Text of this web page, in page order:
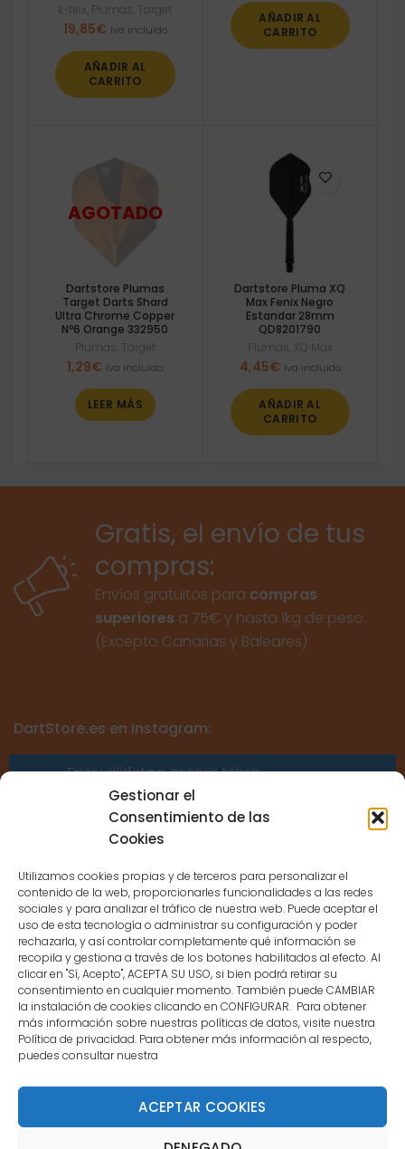
Gestionar el
Consentimiento de las
Cookies
Utilizamos cookies propias y de terceros para personalizar el
contenido de la web, proporcionarles funcionalidades a las redes
sociales y para analizar el tráfico de nuestra web. Puede aceptar el
uso de esta tecnología o administrar su configuración y poder
rechazarla, y así controlar completamente qué información se
recopila y gestiona a través de los botones habilitados al efecto. Al
clicar en "Sí, Acepto", ACEPTA SU USO, si bien podrá retirar su
consentimiento en cualquier momento. También puede CAMBIAR
la instalación de cookies clicando en CONFIGURAR. Para obtener
más información sobre nuestras políticas de datos, visite nuestra
Política de privacidad. Para obtener más información al respecto,
puedes consultar nuestra
ACEPTAR COOKIES
k-flex Plumas Target
19,85€ Iva incluido
AÑADIR AL
CARRITO
AÑADIR AL
CARRITO
Dartstore Plumas
Target Darts Shard
Ultra Chrome Copper
Nº6 Orange 332950
Plumas Target
1,29€ Iva incluido
LEER MÁS
Dartstore Pluma XQ
Max Fenix Negro
Estandar 28mm
QD8201790
Plumas XQ Max
4,45€ Iva incluido
AÑADIR AL
CARRITO
Gratis, el envío de tus
compras:
Envíos gratuitos para compras
superiores a 75€ y hasta 1kg de peso.
(Excepto Canarias y Baleares)
DartStore.es en Instagram:
Error validating access token:
Sessions for the user are not allowed
because the user is not a confirmed
CONTACTO
MENÚ PRINCIPAL
MI CUENTA
DOCUMENTACIÓN